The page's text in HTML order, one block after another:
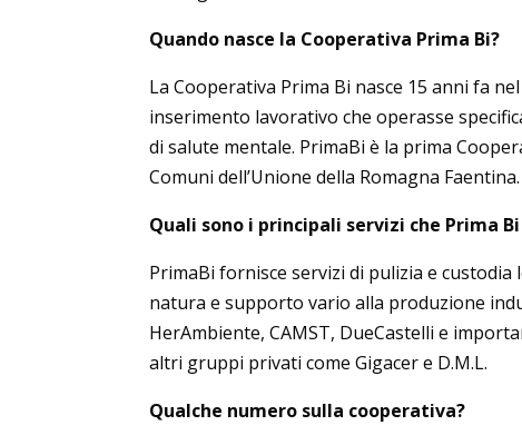
Quando nasce la Cooperativa Prima Bi?
La Cooperativa Prima Bi nasce 15 anni fa
inserimento lavorativo che operasse
di salute mentale. PrimaBi è la prima
Comuni dell’Unione della Romagna Faentina.
Quali sono i principali servizi che Prima
PrimaBi fornisce servizi di pulizia e
natura e supporto vario alla produzione
HerAmbiente, CAMST, DueCastelli e
altri gruppi privati come Gigacer e D.M.L.
Qualche numero sulla cooperativa?